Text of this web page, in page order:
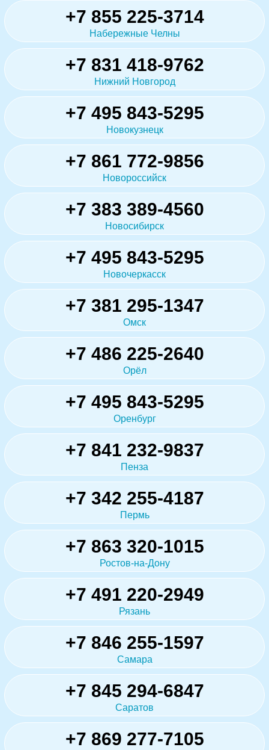
+7 855 225-3714
Набережные Челны
+7 831 418-9762
Нижний Новгород
+7 495 843-5295
Новокузнецк
+7 861 772-9856
Новороссийск
+7 383 389-4560
Новосибирск
+7 495 843-5295
Новочеркасск
+7 381 295-1347
Омск
+7 486 225-2640
Орёл
+7 495 843-5295
Оренбург
+7 841 232-9837
Пенза
+7 342 255-4187
Пермь
+7 863 320-1015
Ростов-на-Дону
+7 491 220-2949
Рязань
+7 846 255-1597
Самара
+7 845 294-6847
Саратов
+7 869 277-7105